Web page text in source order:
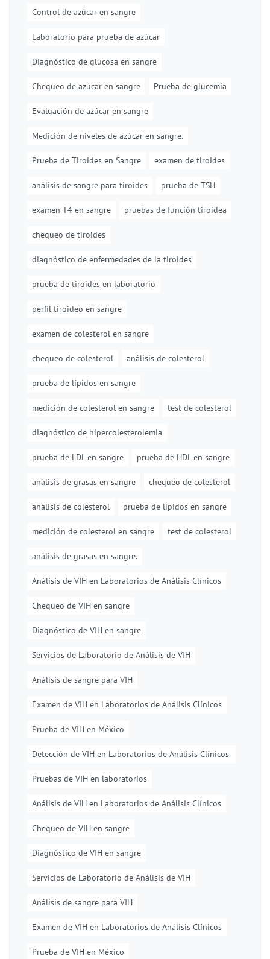
Control de azúcar en sangre
Laboratorio para prueba de azúcar
Diagnóstico de glucosa en sangre
Chequeo de azúcar en sangre Prueba de glucemia
Evaluación de azúcar en sangre
Medición de niveles de azúcar en sangre.
Prueba de Tiroides en Sangre examen de tiroides
análisis de sangre para tiroides prueba de TSH
examen T4 en sangre pruebas de función tiroidea
chequeo de tiroides
diagnóstico de enfermedades de la tiroides
prueba de tiroides en laboratorio
perfil tiroideo en sangre
examen de colesterol en sangre
chequeo de colesterol análisis de colesterol
prueba de lípidos en sangre
medición de colesterol en sangre test de colesterol
diagnóstico de hipercolesterolemia
prueba de LDL en sangre prueba de HDL en sangre
análisis de grasas en sangre chequeo de colesterol
análisis de colesterol prueba de lípidos en sangre
medición de colesterol en sangre test de colesterol
análisis de grasas en sangre.
Análisis de VIH en Laboratorios de Análisis Clínicos
Chequeo de VIH en sangre
Diagnóstico de VIH en sangre
Servicios de Laboratorio de Análisis de VIH
Análisis de sangre para VIH
Examen de VIH en Laboratorios de Análisis Clínicos
Prueba de VIH en México
Detección de VIH en Laboratorios de Análisis Clínicos.
Pruebas de VIH en laboratorios
Análisis de VIH en Laboratorios de Análisis Clínicos
Chequeo de VIH en sangre
Diagnóstico de VIH en sangre
Servicios de Laboratorio de Análisis de VIH
Análisis de sangre para VIH
Examen de VIH en Laboratorios de Análisis Clínicos
Prueba de VIH en México